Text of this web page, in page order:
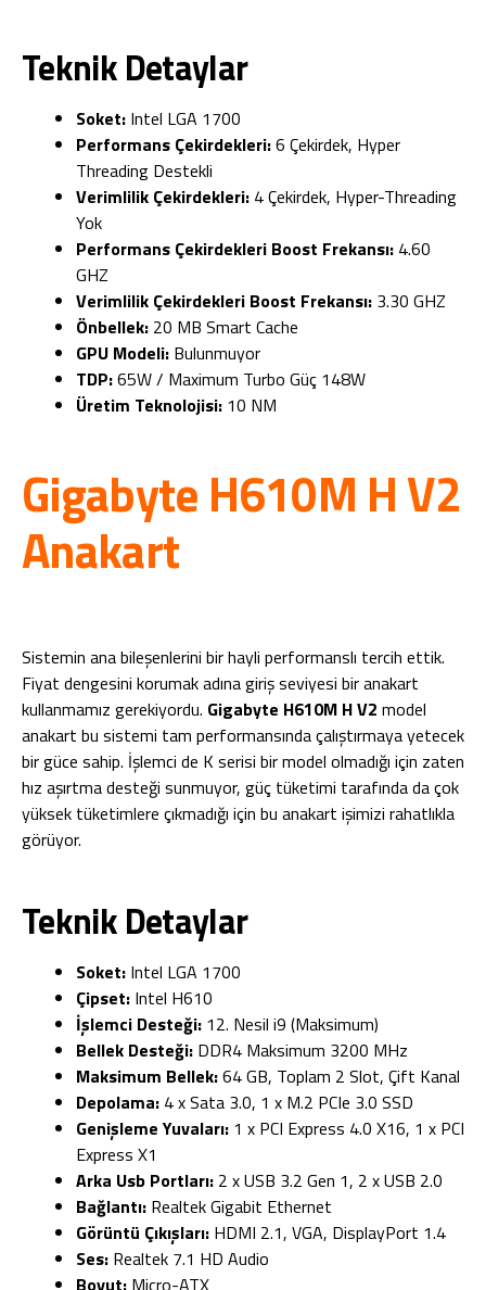
Teknik Detaylar
Soket: Intel LGA 1700
Performans Çekirdekleri:6 Çekirdek, Hyper
Threading Destekli
Verimlilik Çekirdekleri: 4 Çekirdek, Hyper-Threading
Yok
Performans Çekirdekleri Boost Frekansı: 4.60
GHZ
Verimlilik Çekirdekleri Boost Frekansı: 3.30 GHZ
Önbellek: 20 MB Smart Cache
GPU Modeli: Bulunmuyor
TDP:65W / Maximum Turbo Güç 148W
Üretim Teknolojisi: 10 NM
Gigabyte H610M H V2
Anakart
Sistemin ana bileşenlerini bir hayli performanslı tercih ettik.
Fiyat dengesini korumak adına giriş seviyesi bir anakart
kullanmamız gerekiyordu. Gigabyte H610M H V2 model
anakart bu sistemi tam performansında çalıştırmaya yetecek
bir güce sahip. İşlemci de K serisi bir model olmadığı için zaten
hız aşırtma desteği sunmuyor, güç tüketimi tarafında da çok
yüksek tüketimlere çıkmadığı için bu anakart işimizi rahatlıkla
görüyor.
Teknik Detaylar
Soket: Intel LGA 1700
Çipset: Intel H610
İşlemci Desteği: 12. Nesil i9 (Maksimum)
Bellek Desteği: DDR4 Maksimum 3200 MHz
Maksimum Bellek:64 GB, Toplam 2 Slot, Çift Kanal
Depolama: 4 x Sata 3.0, 1 x M.2 PCIe 3.0 SSD
Genişleme Yuvaları: 1 x PCI Express 4.0 X16, 1 x PCI
Express X1
Arka Usb Portları: 2 x USB 3.2 Gen 1, 2 x USB 2.0
Bağlantı: Realtek Gigabit Ethernet
Görüntü Çıkışları: HDMI 2.1, VGA, DisplayPort 1.4
Ses: Realtek 7.1 HD Audio
Boyut: Micro-ATX